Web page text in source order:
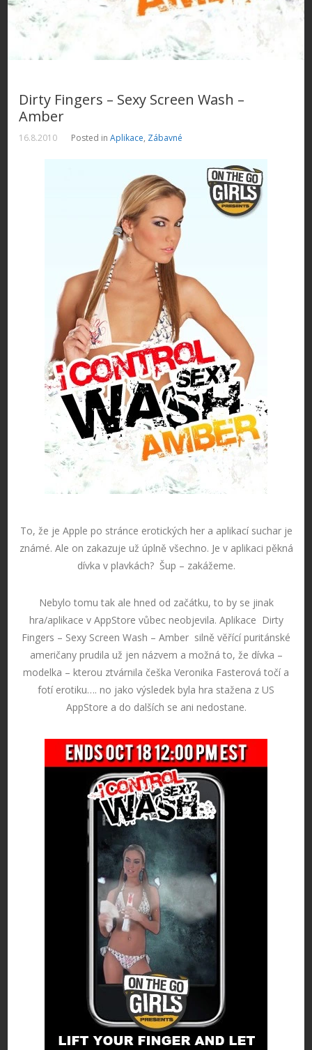
Dirty Fingers – Sexy Screen Wash –
Amber
16.8.2010 Posted inAplikace, Zábavné
To, že je Apple po stránce erotických her a aplikací suchar je
známé. Ale on zakazuje už úplně všechno. Je v aplikaci pěkná
dívka v plavkách? Šup – zakážeme.
Nebylo tomu tak ale hned od začátku, to by se jinak
hra/aplikace v AppStore vůbec neobjevila. Aplikace Dirty
Fingers – Sexy Screen Wash – Amber silně věřící puritánské
američany prudila už jen názvem a možná to, že dívka –
modelka – kterou ztvárnila češka Veronika Fasterová točí a
fotí erotiku…. no jako výsledek byla hra stažena z US
AppStore a do dalších se ani nedostane.